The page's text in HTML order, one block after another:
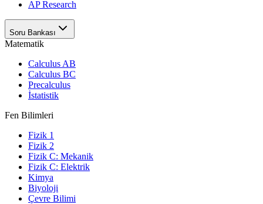
AP Research
Soru Bankası
Matematik
Calculus AB
Calculus BC
Precalculus
İstatistik
Fen Bilimleri
Fizik 1
Fizik 2
Fizik C: Mekanik
Fizik C: Elektrik
Kimya
Biyoloji
Çevre Bilimi